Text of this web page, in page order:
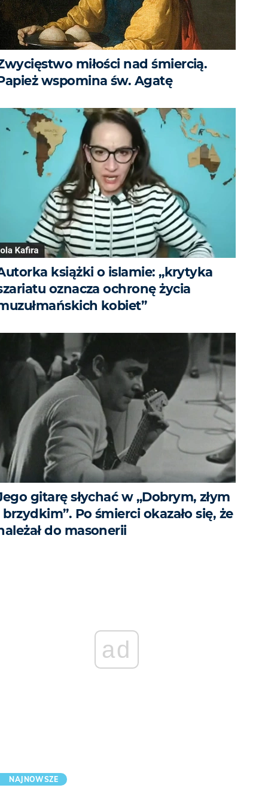
miłości nad śmiercią.
wspomina św. Agatę
książki o islamie: „krytyka
oznacza ochronę życia
kobiet”
gitarę słychać w „Dobrym, złym
brzydkim”. Po śmierci okazało się, że
do masonerii
ad
NAJNOWSZE